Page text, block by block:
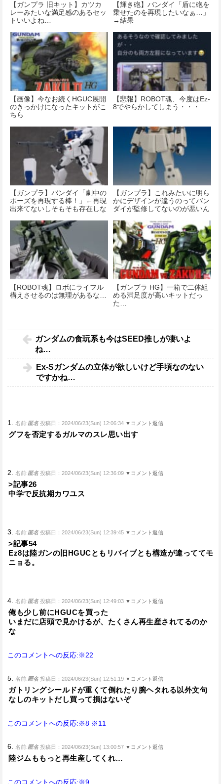
【ガンプラ 旧キット】カツカ
レーみたいな満足感のあるセッ
トいいよね…
【輝き砲】バンダイ「盾に砲を
乗せたのを再現したいなぁ…」
→結果
【画像】今なお続くHGUC展開
のきっかけになったキットがこ
ちら
【悲報】ROBOT魂、今度はEz-
8でやらかしてしまう・・・
【ガンプラ】バンダイ「劇中の
ポーズを再現する棒！」←再現
出来てないしそもそも存在しな
【ガンプラ】これみたいに明ら
かにデザインが違うのってバン
ダイが監修してないのが悪いん
【ROBOT魂】ロボにライフル
構えさせるのは無理があるな…
【ガンプラ HG】一箱で二体組
める満足度が高いキットだっ
た…
ガンダムの食玩系も今はSEED推しが凄いよ
ね…
Ex-Sガンダムの立体が欲しいけど手頃なのない
ですかね…
1. 名前:匿名 投稿日：2024/06/23(Sun) 12:06:34 ▼コメント返信
グフを否定するガルマのスレ思い出す
2. 名前:匿名 投稿日：2024/06/23(Sun) 12:36:09 ▼コメント返信
>記事26
中学で反抗期カワユス
3. 名前:匿名 投稿日：2024/06/23(Sun) 12:39:45 ▼コメント返信
>記事54
Ez8は陸ガンの旧HGUCともリバイブとも構造が違っててモ
ニョる。
4. 名前:匿名 投稿日：2024/06/23(Sun) 12:49:03 ▼コメント返信
俺も少し前にHGUCを買った
いまだに店頭で見かけるが、たくさん再生産されてるのか
な
このコメントへの反応:※22
5. 名前:匿名 投稿日：2024/06/23(Sun) 12:51:19 ▼コメント返信
ガトリングシールドが重くて倒れたり腕ヘタれる以外文句
なしのキットだし買って損はないぞ
このコメントへの反応:※8 ※11
6. 名前:匿名 投稿日：2024/06/23(Sun) 13:00:57 ▼コメント返信
陸ジムももっと再生産してくれ…
このコメントへの反応:※9